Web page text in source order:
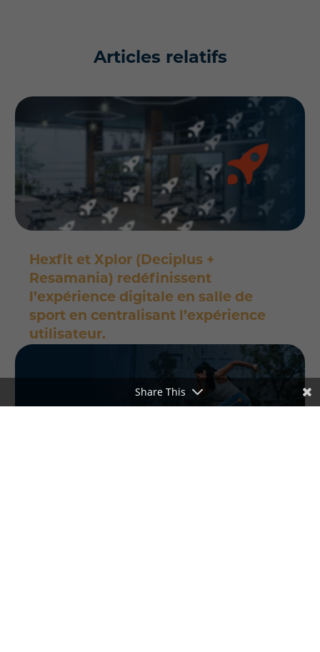
Articles relatifs
Hexfit et Xplor (Deciplus +
Resamania) redéfinissent
l’expérience digitale en salle de
sport en centralisant l’expérience
utilisateur.
Share This